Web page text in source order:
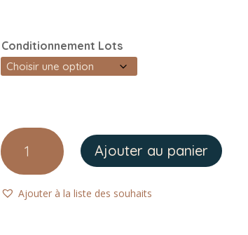
Conditionnement Lots
quantité
de
Nerf
veau
Ajouter au panier
Ajouter à la liste des souhaits